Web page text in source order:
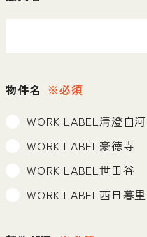
物件名 ※必須
WORK LABEL清澄白河
WORK LABEL豪徳寺
WORK LABEL世田谷
WORK LABEL西日暮里